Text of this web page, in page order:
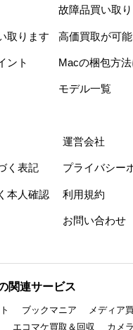
故障品買い取
取ります 高価買取が可
ント Macの梱包方
モデル一覧
運営会社
く表記 プライバシー
本人確認 利用規約
お問い合わせ
関連サービス
ブックマニア
メディア
エコマケ買取＆回収 カメ